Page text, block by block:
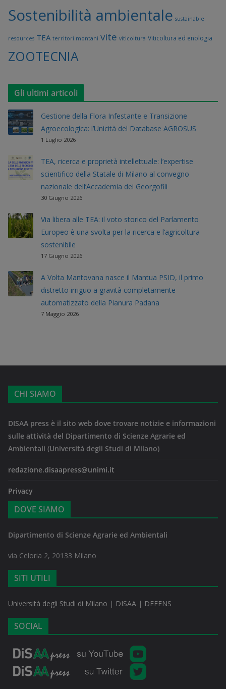
Sostenibilità ambientale sustainable
resources TEA territori montani vite viticoltura Viticoltura ed enologia
ZOOTECNIA
Gli ultimi articoli
Gestione della Flora Infestante e Transizione
Agroecologica: l’Unicità del Database AGROSUS
1 Luglio 2026
TEA, ricerca e proprietà intellettuale: l’expertise
scientifico della Statale di Milano al convegno
nazionale dell’Accademia dei Georgofili
30 Giugno 2026
Via libera alle TEA: il voto storico del Parlamento
Europeo è una svolta per la ricerca e l’agricoltura
sostenibile
17 Giugno 2026
A Volta Mantovana nasce il Mantua PSID, il primo
distretto irriguo a gravità completamente
automatizzato della Pianura Padana
7 Maggio 2026
CHI SIAMO
DISAA press è il sito web dove trovare notizie e informazioni
sulle attività del Dipartimento di Scienze Agrarie ed
Ambientali (Università degli Studi di Milano)
redazione.disaapress@unimi.it
Privacy
DOVE SIAMO
Dipartimento di Scienze Agrarie ed Ambientali
via Celoria 2, 20133 Milano
SITI UTILI
Università degli Studi di Milano | DISAA | DEFENS
SOCIAL